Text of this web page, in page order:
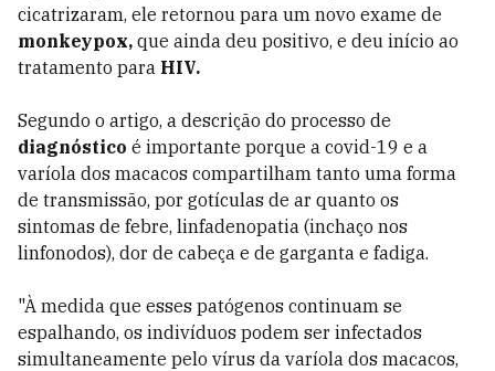
cicatrizaram, ele retornou para um novo exame de
monkeypox, que ainda deu positivo, e deu início ao
tratamento para HIV.
Segundo o artigo, a descrição do processo de
diagnóstico é importante porque a covid-19 e a
varíola dos macacos compartilham tanto uma forma
de transmissão, por gotículas de ar quanto os
sintomas de febre, linfadenopatia (inchaço nos
linfonodos), dor de cabeça e de garganta e fadiga.
"À medida que esses patógenos continuam se
espalhando, os indivíduos podem ser infectados
simultaneamente pelo vírus da varíola dos macacos,